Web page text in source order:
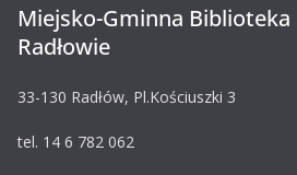
Miejsko-Gminna Biblioteka
Radłowie
33-130 Radłów, Pl.Kościuszki 3
tel. 14 6 782 062